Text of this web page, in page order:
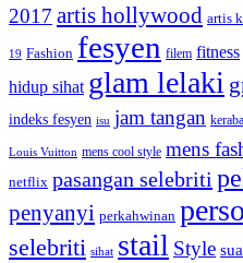
2017 artis hollywood artis
19 Fashion fesyen filem fitness
hidup sihat glam lelaki
indeks fesyen isu jam tangan
Louis Vuitton mens cool style mens
netflix pasangan selebriti
penyanyi perkahwinan
selebriti sihat stail Style